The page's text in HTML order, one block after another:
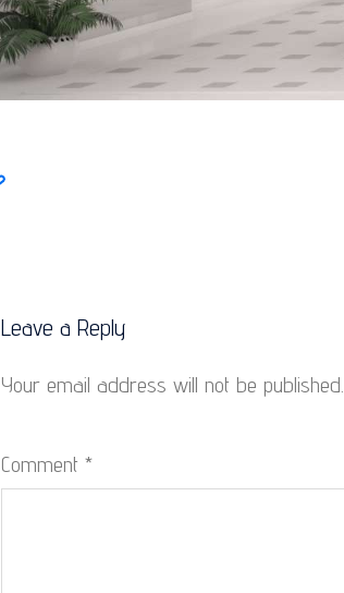
Leave a Reply
Your email address will not be published.
Comment *